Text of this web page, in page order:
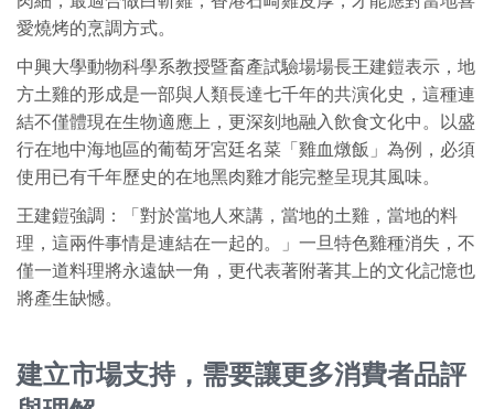
愛燒烤的烹調方式。
中興大學動物科學系教授暨畜產試驗場場長王建鎧表示，地
方土雞的形成是一部與人類長達七千年的共演化史，這種連
結不僅體現在生物適應上，更深刻地融入飲食文化中。以盛
行在地中海地區的葡萄牙宮廷名菜「雞血燉飯」為例，必須
使用已有千年歷史的在地黑肉雞才能完整呈現其風味。
王建鎧強調：「對於當地人來講，當地的土雞，當地的料
理，這兩件事情是連結在一起的。」一旦特色雞種消失，不
僅一道料理將永遠缺一角，更代表著附著其上的文化記憶也
將產生缺憾。
建立市場支持，需要讓更多消費者品評